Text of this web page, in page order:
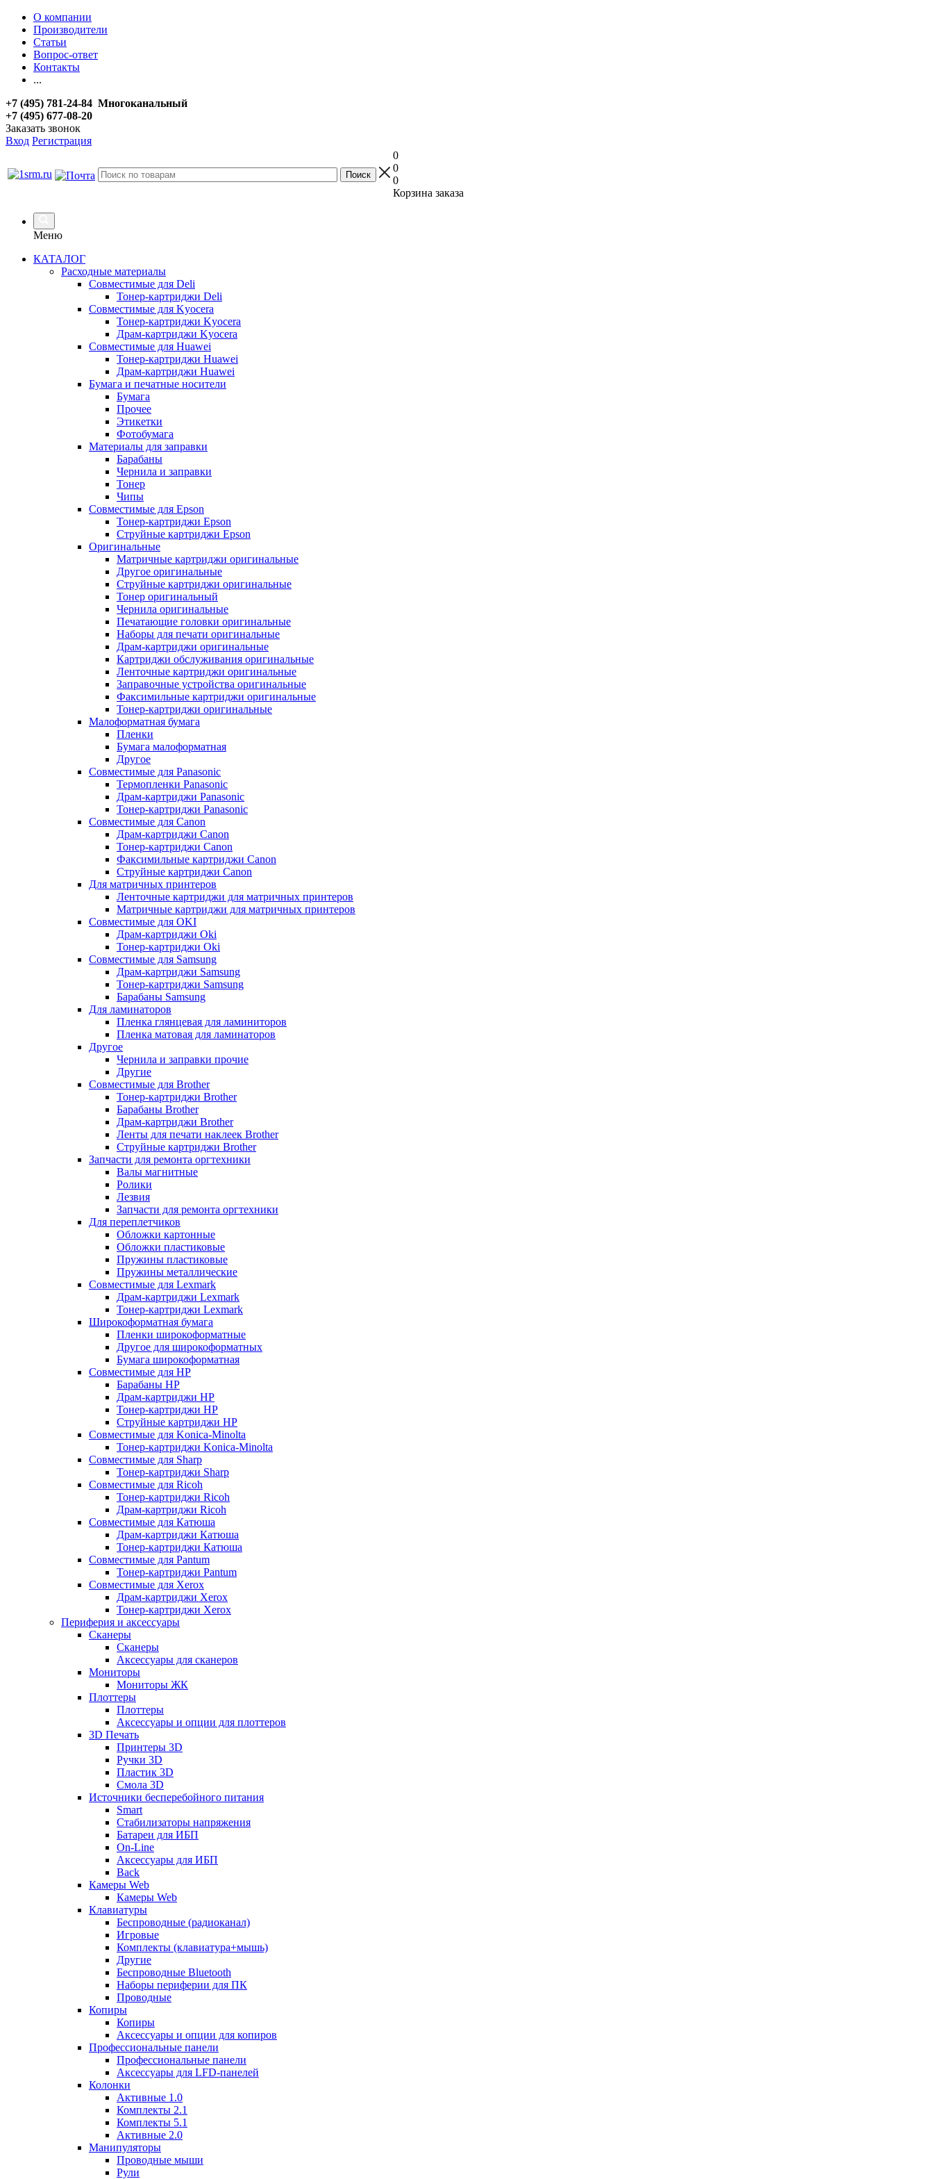
О компании
Производители
Статьи
Вопрос-ответ
Контакты
...
+7 (495) 781-24-84 Многоканальный
+7 (495) 677-08-20
Заказать звонок
Вход Регистрация
0
0
0
Корзина заказа
Меню
КАТАЛОГ
Расходные материалы
Совместимые для Deli
Тонер-картриджи Deli
Совместимые для Kyocera
Тонер-картриджи Kyocera
Драм-картриджи Kyocera
Совместимые для Huawei
Тонер-картриджи Huawei
Драм-картриджи Huawei
Бумага и печатные носители
Бумага
Прочее
Этикетки
Фотобумага
Материалы для заправки
Барабаны
Чернила и заправки
Тонер
Чипы
Совместимые для Epson
Тонер-картриджи Epson
Струйные картриджи Epson
Оригинальные
Матричные картриджи оригинальные
Другое оригинальные
Струйные картриджи оригинальные
Тонер оригинальный
Чернила оригинальные
Печатающие головки оригинальные
Наборы для печати оригинальные
Драм-картриджи оригинальные
Картриджи обслуживания оригинальные
Ленточные картриджи оригинальные
Заправочные устройства оригинальные
Факсимильные картриджи оригинальные
Тонер-картриджи оригинальные
Малоформатная бумага
Пленки
Бумага малоформатная
Другое
Совместимые для Panasonic
Термопленки Panasonic
Драм-картриджи Panasonic
Тонер-картриджи Panasonic
Совместимые для Canon
Драм-картриджи Canon
Тонер-картриджи Canon
Факсимильные картриджи Canon
Струйные картриджи Canon
Для матричных принтеров
Ленточные картриджи для матричных принтеров
Матричные картриджи для матричных принтеров
Совместимые для OKI
Драм-картриджи Oki
Тонер-картриджи Oki
Совместимые для Samsung
Драм-картриджи Samsung
Тонер-картриджи Samsung
Барабаны Samsung
Для ламинаторов
Пленка глянцевая для ламиниторов
Пленка матовая для ламинаторов
Другое
Чернила и заправки прочие
Другие
Совместимые для Brother
Тонер-картриджи Brother
Барабаны Brother
Драм-картриджи Brother
Ленты для печати наклеек Brother
Струйные картриджи Brother
Запчасти для ремонта оргтехники
Валы магнитные
Ролики
Лезвия
Запчасти для ремонта оргтехники
Для переплетчиков
Обложки картонные
Обложки пластиковые
Пружины пластиковые
Пружины металлические
Совместимые для Lexmark
Драм-картриджи Lexmark
Тонер-картриджи Lexmark
Широкоформатная бумага
Пленки широкоформатные
Другое для широкоформатных
Бумага широкоформатная
Совместимые для HP
Барабаны HP
Драм-картриджи HP
Тонер-картриджи HP
Струйные картриджи HP
Совместимые для Konica-Minolta
Тонер-картриджи Konica-Minolta
Совместимые для Sharp
Тонер-картриджи Sharp
Совместимые для Ricoh
Тонер-картриджи Ricoh
Драм-картриджи Ricoh
Совместимые для Катюша
Драм-картриджи Катюша
Тонер-картриджи Катюша
Совместимые для Pantum
Тонер-картриджи Pantum
Совместимые для Xerox
Драм-картриджи Xerox
Тонер-картриджи Xerox
Периферия и аксессуары
Сканеры
Сканеры
Аксессуары для сканеров
Мониторы
Мониторы ЖК
Плоттеры
Плоттеры
Аксессуары и опции для плоттеров
3D Печать
Принтеры 3D
Ручки 3D
Пластик 3D
Смола 3D
Источники бесперебойного питания
Smart
Стабилизаторы напряжения
Батареи для ИБП
On-Line
Аксессуары для ИБП
Back
Камеры Web
Камеры Web
Клавиатуры
Беспроводные (радиоканал)
Игровые
Комплекты (клавиатура+мышь)
Другие
Беспроводные Bluetooth
Наборы периферии для ПК
Проводные
Копиры
Копиры
Аксессуары и опции для копиров
Профессиональные панели
Профессиональные панели
Аксессуары для LFD-панелей
Колонки
Активные 1.0
Комплекты 2.1
Комплекты 5.1
Активные 2.0
Манипуляторы
Проводные мыши
Рули